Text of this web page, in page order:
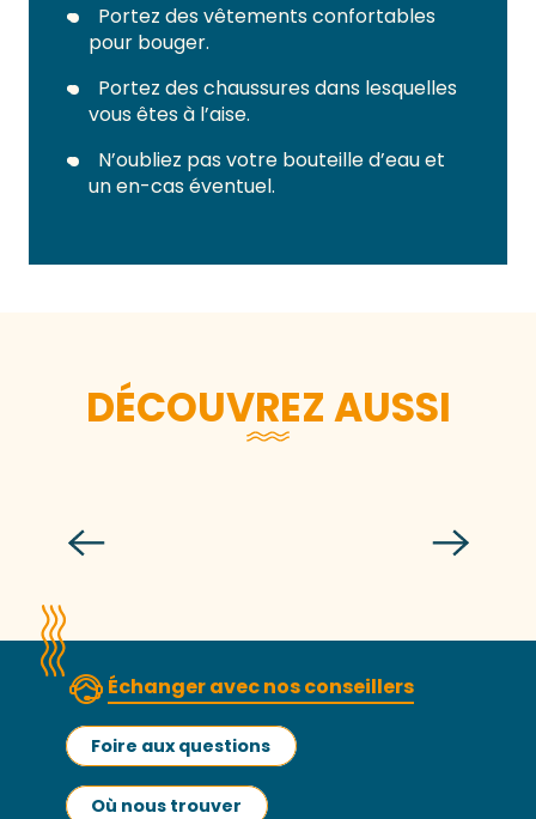
Portez des vêtements confortables
pour bouger.
Portez des chaussures dans lesquelles
vous êtes à l’aise.
N’oubliez pas votre bouteille d’eau et
un en-cas éventuel.
DÉCOUVREZ AUSSI
Échanger avec nos conseillers
Foire aux questions
Où nous trouver